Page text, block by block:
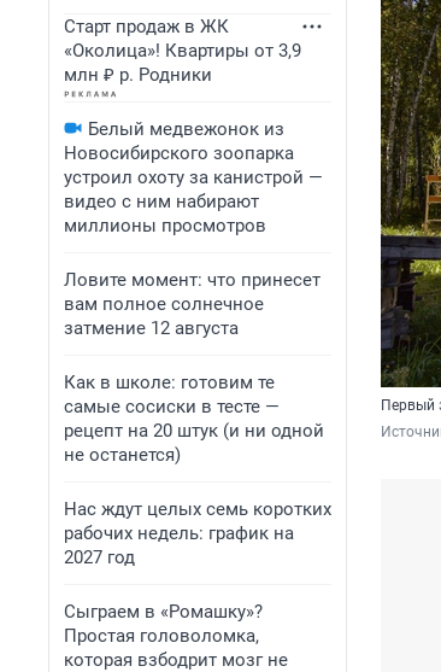
Старт продаж в ЖК
«Околица»! Квартиры от 3,9
млн ₽ р. Родники
Белый медвежонок из
Новосибирского зоопарка
устроил охоту за канистрой —
видео с ним набирают
миллионы просмотров
Ловите момент: что принесет
вам полное солнечное
затмение 12 августа
Как в школе: готовим те
самые сосиски в тесте —
рецепт на 20 штук (и ни одной
не останется)
Нас ждут целых семь коротких
рабочих недель: график на
2027 год
Сыграем в «Ромашку»?
Простая головоломка,
которая взбодрит мозг не
Первый